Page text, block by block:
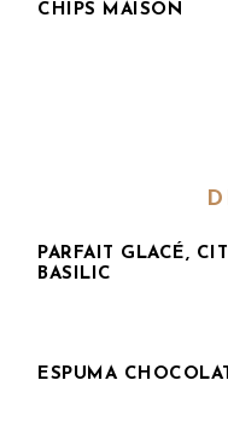
CHIPS MAISON
PARFAIT GLACÉ,
BASILIC
ESPUMA